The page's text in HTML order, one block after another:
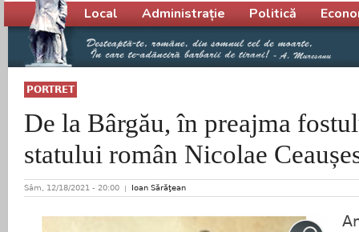
PORTRET
De la Bârgău, în preajma
statului român Nicolae
Sâm, 12/18/2021 - 20:00 Ioan Sărăţean
Local Administrație Politică